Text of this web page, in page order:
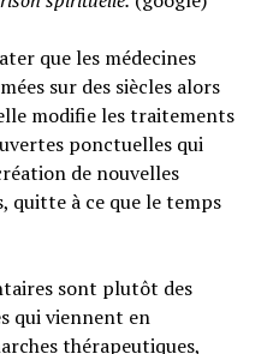
que les médecines
sur des siècles alors
modifie les traitements
ponctuelles qui
de nouvelles
quitte à ce que le temps
sont plutôt des
qui viennent en
thérapeutiques,